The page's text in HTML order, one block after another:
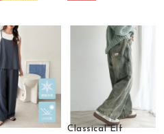
Classical Elf